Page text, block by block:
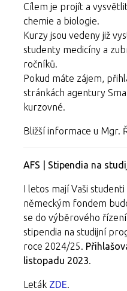
Cílem je projít a
chemie a biologie.
Kurzy jsou vedeny již
studenty medicíny a
ročníků.
Pokud máte zájem,
stránkách agentury
kurzovné.
Bližší informace u Mgr.
AFS | Stipendia na
I letos mají Vaši
německým fondem
se do výběrového
stipendia na studijní
roce 2024/25.
listopadu 2023.
Leták ZDE.